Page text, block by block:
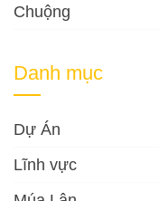
Chuộng
Danh mục
Dự Án
Lĩnh vực